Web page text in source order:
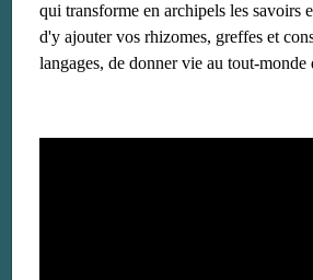
qui transforme en archipels les savoirs
d'y ajouter vos rhizomes, greffes et
langages, de donner vie au tout-monde